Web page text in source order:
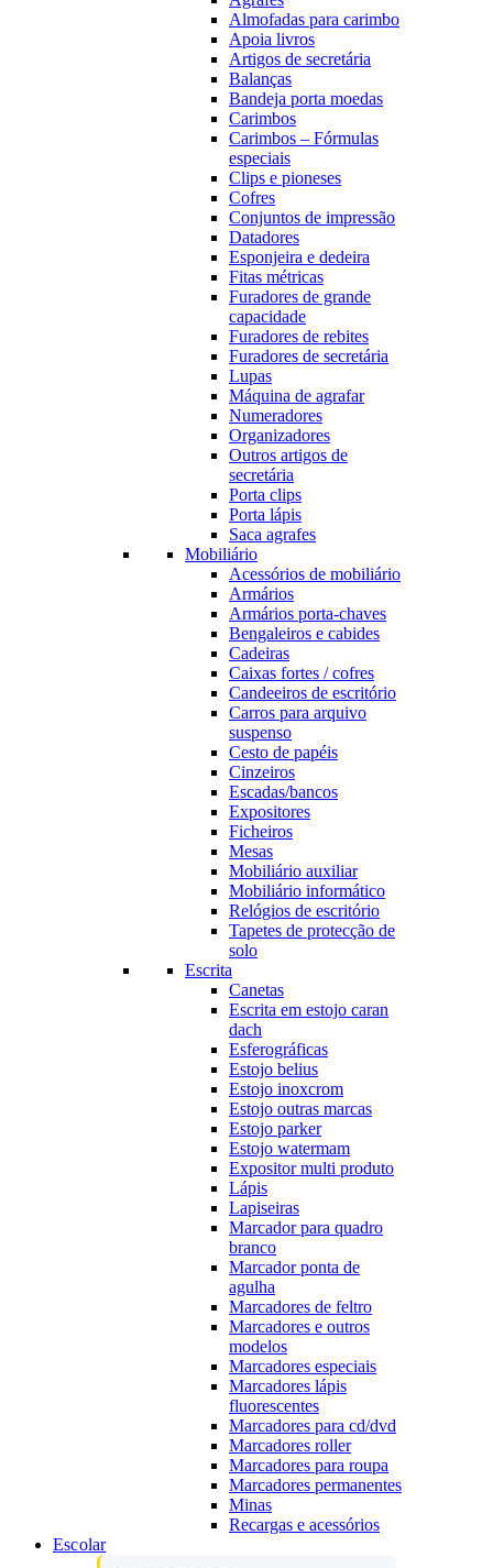
Almofadas para carimbo
Apoia livros
Artigos de secretária
Balanças
Bandeja porta moedas
Carimbos
Carimbos – Fórmulas
especiais
Clips e pioneses
Cofres
Conjuntos de impressão
Datadores
Esponjeira e dedeira
Fitas métricas
Furadores de grande
capacidade
Furadores de rebites
Furadores de secretária
Lupas
Máquina de agrafar
Numeradores
Organizadores
Outros artigos de
secretária
Porta clips
Porta lápis
Saca agrafes
Mobiliário
Acessórios de mobiliário
Armários
Armários porta-chaves
Bengaleiros e cabides
Cadeiras
Caixas fortes / cofres
Candeeiros de escritório
Carros para arquivo
suspenso
Cesto de papéis
Cinzeiros
Escadas/bancos
Expositores
Ficheiros
Mesas
Mobiliário auxiliar
Mobiliário informático
Relógios de escritório
Tapetes de protecção de
solo
Escrita
Canetas
Escrita em estojo caran
dach
Esferográficas
Estojo belius
Estojo inoxcrom
Estojo outras marcas
Estojo parker
Estojo watermam
Expositor multi produto
Lápis
Lapiseiras
Marcador para quadro
branco
Marcador ponta de
agulha
Marcadores de feltro
Marcadores e outros
modelos
Marcadores especiais
Marcadores lápis
fluorescentes
Marcadores para cd/dvd
Marcadores roller
Marcadores para roupa
Marcadores permanentes
Minas
Recargas e acessórios
Escolar